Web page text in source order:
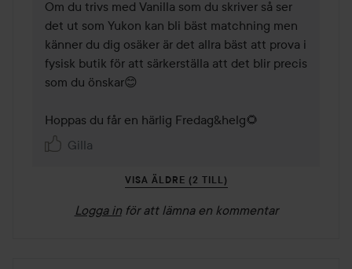
Om du trivs med Vanilla som du skriver så ser
det ut som Yukon kan bli bäst matchning men
känner du dig osäker är det allra bäst att prova i
fysisk butik för att särkerställa att det blir precis
som du önskar😊
Hoppas du får en härlig Fredag&helg🌻
Gilla
VISA ÄLDRE (2 TILL)
Logga in för att lämna en kommentar